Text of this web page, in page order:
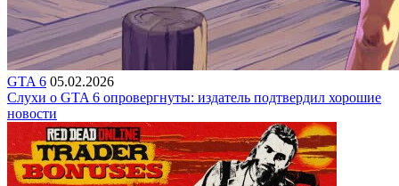
GTA 6 05.02.2026
Слухи о GTA 6 опровергнуты: издатель подтвердил хорошие
новости